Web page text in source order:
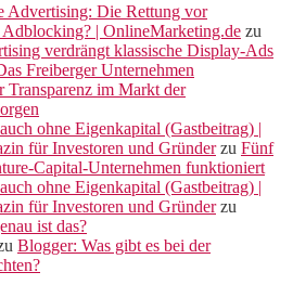
Advertising: Die Rettung vor
| OnlineMarketing.de zu
verdrängt klassische Display-Ads
Freiberger Unternehmen
Transparenz im Markt der
ohne Eigenkapital (Gastbeitrag) |
für Investoren und Gründerzu Fünf
Capital-Unternehmen funktioniert
ohne Eigenkapital (Gastbeitrag) |
für Investoren und Gründerzu
ist das?
Blogger: Was gibt es bei der